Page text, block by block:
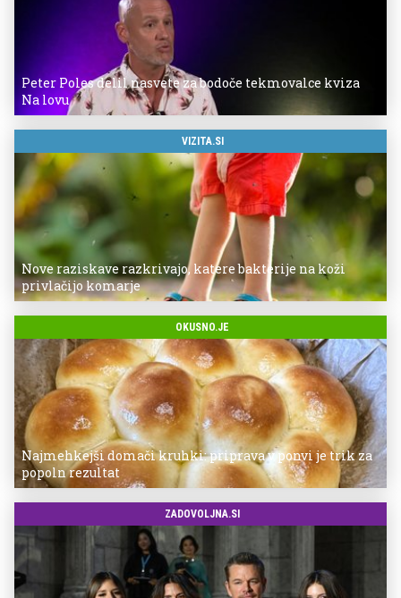
Peter Poles delil nasvete za bodoče tekmovalce kviza
Na lovu
VIZITA.SI
Nove raziskave razkrivajo, katere bakterije na koži
privlačijo komarje
OKUSNO.JE
Najmehkejši domači kruhki: priprava v ponvi je trik za
popoln rezultat
ZADOVOLJNA.SI